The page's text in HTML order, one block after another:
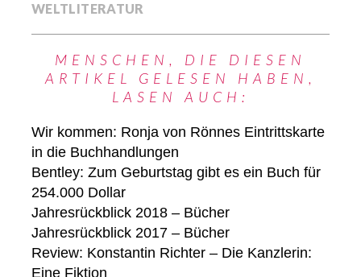
WELTLITERATUR
MENSCHEN, DIE DIESEN
ARTIKEL GELESEN HABEN,
LASEN AUCH:
Wir kommen: Ronja von Rönnes Eintrittskarte
in die Buchhandlungen
Bentley: Zum Geburtstag gibt es ein Buch für
254.000 Dollar
Jahresrückblick 2018 – Bücher
Jahresrückblick 2017 – Bücher
Review: Konstantin Richter – Die Kanzlerin:
Eine Fiktion